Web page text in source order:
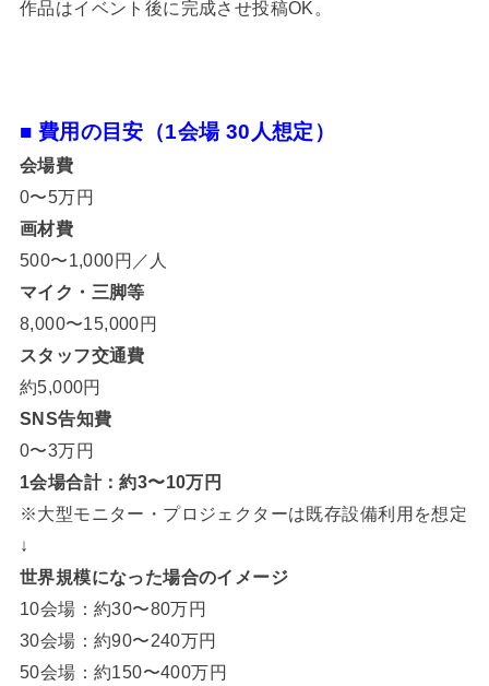
作品はイベント後に完成させ投稿OK。
■ 費用の目安（1会場 30人想定）
会場費
0〜5万円
画材費
500〜1,000円／人
マイク・三脚等
8,000〜15,000円
スタッフ交通費
約5,000円
SNS告知費
0〜3万円
1会場合計：約3〜10万円
※大型モニター・プロジェクターは既存設備利用を想定
↓
世界規模になった場合のイメージ
10会場：約30〜80万円
30会場：約90〜240万円
50会場：約150〜400万円